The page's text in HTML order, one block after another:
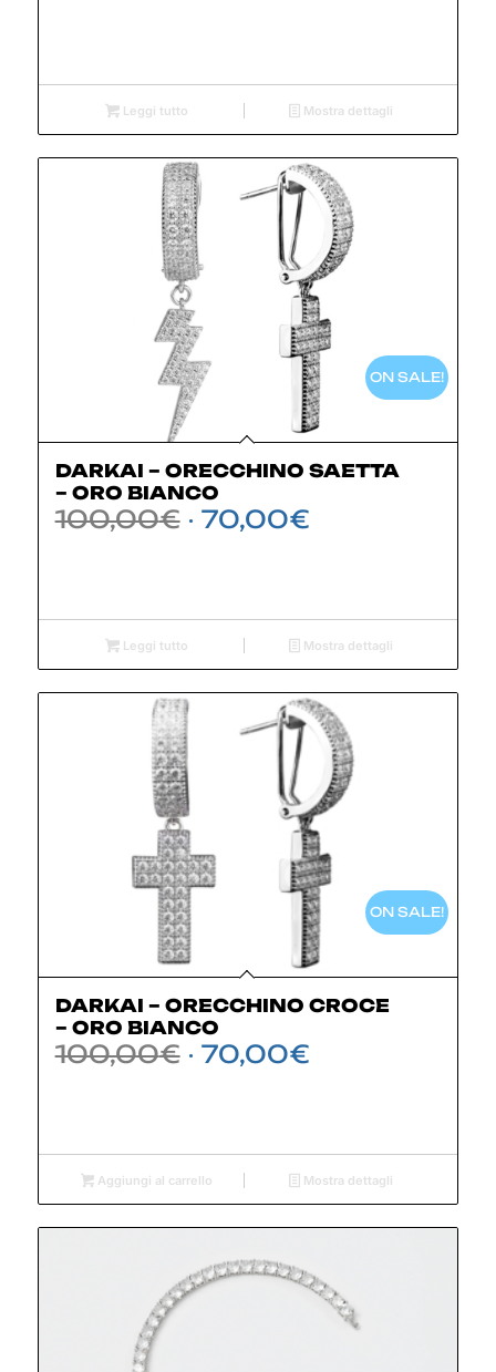
240,00€.168,00€.
Leggi tutto Mostra dettagli
DARKAI – ORECCHINO SAETTA
– ORO BIANCO
100,00€ Il
100,00€.
70,00€Il
70,00€.
ON SALE!
Leggi tutto Mostra dettagli
DARKAI – ORECCHINO CROCE
– ORO BIANCO
100,00€ Il
100,00€.
70,00€Il
70,00€.
ON SALE!
Aggiungi al carrello Mostra dettagli